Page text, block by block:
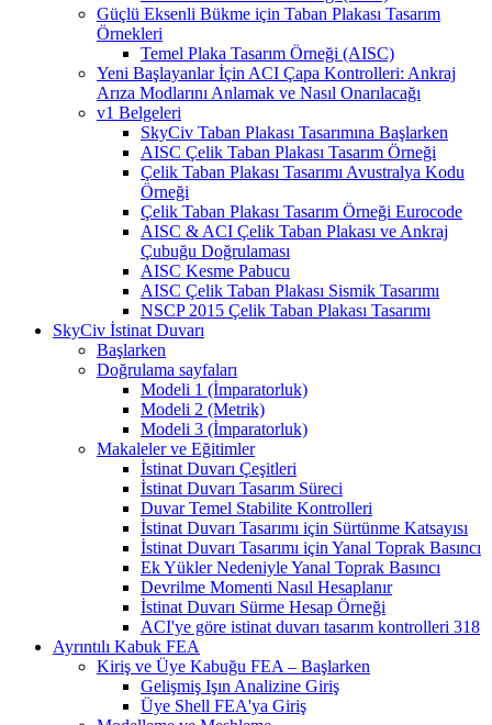
Güçlü Eksenli Bükme için Taban Plakası Tasarım
Örnekleri
Temel Plaka Tasarım Örneği (AISC)
Yeni Başlayanlar İçin ACI Çapa Kontrolleri: Ankraj
Arıza Modlarını Anlamak ve Nasıl Onarılacağı
v1 Belgeleri
SkyCiv Taban Plakası Tasarımına Başlarken
AISC Çelik Taban Plakası Tasarım Örneği
Çelik Taban Plakası Tasarımı Avustralya Kodu
Örneği
Çelik Taban Plakası Tasarım Örneği Eurocode
AISC & ACI Çelik Taban Plakası ve Ankraj
Çubuğu Doğrulaması
AISC Kesme Pabucu
AISC Çelik Taban Plakası Sismik Tasarımı
NSCP 2015 Çelik Taban Plakası Tasarımı
SkyCiv İstinat Duvarı
Başlarken
Doğrulama sayfaları
Modeli 1 (İmparatorluk)
Modeli 2 (Metrik)
Modeli 3 (İmparatorluk)
Makaleler ve Eğitimler
İstinat Duvarı Çeşitleri
İstinat Duvarı Tasarım Süreci
Duvar Temel Stabilite Kontrolleri
İstinat Duvarı Tasarımı için Sürtünme Katsayısı
İstinat Duvarı Tasarımı için Yanal Toprak Basıncı
Ek Yükler Nedeniyle Yanal Toprak Basıncı
Devrilme Momenti Nasıl Hesaplanır
İstinat Duvarı Sürme Hesap Örneği
ACI'ye göre istinat duvarı tasarım kontrolleri 318
Ayrıntılı Kabuk FEA
Kiriş ve Üye Kabuğu FEA – Başlarken
Gelişmiş Işın Analizine Giriş
Üye Shell FEA'ya Giriş